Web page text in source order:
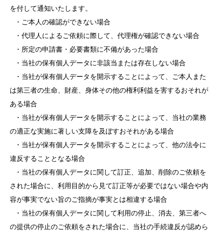
を付して通知いたします。
・ご本人の確認ができない場合
・代理人によるご依頼に際して、代理権が確認できない場合
・所定の申請書・必要書類に不備があった場合
・当社の保有個人データに非該当または存在しない場合
・当社が保有個人データを開示することによって、ご本人また
は第三者の生命、財産、身体その他の権利利益を害するおそれが
ある場合
・当社が保有個人データを開示することによって、当社の業務
の適正な実施に著しい支障を及ぼすおそれがある場合
・当社が保有個人データを開示することによって、他の法令に
違反することとなる場合
・当社の保有個人データに関して訂正、追加、削除のご依頼を
された場合に、利用目的から見て訂正等が必要ではない場合や内
容が事実でない旨のご指摘が事実とは相違する場合
・当社の保有個人データに関して利用の停止、消去、第三者へ
の提供の停止のご依頼をされた場合に、当社の手続違反が認めら